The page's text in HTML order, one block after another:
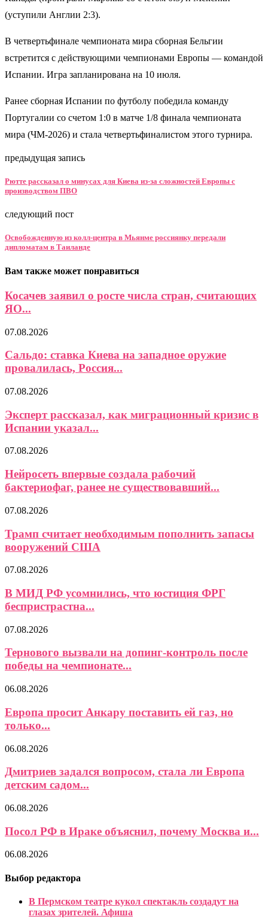
(уступили Англии 2:3).
В четвертьфинале чемпионата мира сборная Бельгии
встретится с действующими чемпионами Европы — командой
Испании. Игра запланирована на 10 июля.
Ранее сборная Испании по футболу победила команду
Португалии со счетом 1:0 в матче 1/8 финала чемпионата
мира (ЧМ-2026) и стала четвертьфиналистом этого турнира.
предыдущая запись
Рютте рассказал о минусах для Киева из-за сложностей Европы с
производством ПВО
следующий пост
Освобожденную из колл-центра в Мьянме россиянку передали
дипломатам в Таиланде
Вам также может понравиться
Косачев заявил о росте числа стран, считающих
ЯО...
07.08.2026
Сальдо: ставка Киева на западное оружие
провалилась, Россия...
07.08.2026
Эксперт рассказал, как миграционный кризис в
Испании указал...
07.08.2026
Нейросеть впервые создала рабочий
бактериофаг, ранее не существовавший...
07.08.2026
Трамп считает необходимым пополнить запасы
вооружений США
07.08.2026
В МИД РФ усомнились, что юстиция ФРГ
беспристрастна...
07.08.2026
Тернового вызвали на допинг-контроль после
победы на чемпионате...
06.08.2026
Европа просит Анкару поставить ей газ, но
только...
06.08.2026
Дмитриев задался вопросом, стала ли Европа
детским садом...
06.08.2026
Посол РФ в Ираке объяснил, почему Москва и...
06.08.2026
Выбор редактора
В Пермском театре кукол спектакль создадут на
глазах зрителей. Афиша